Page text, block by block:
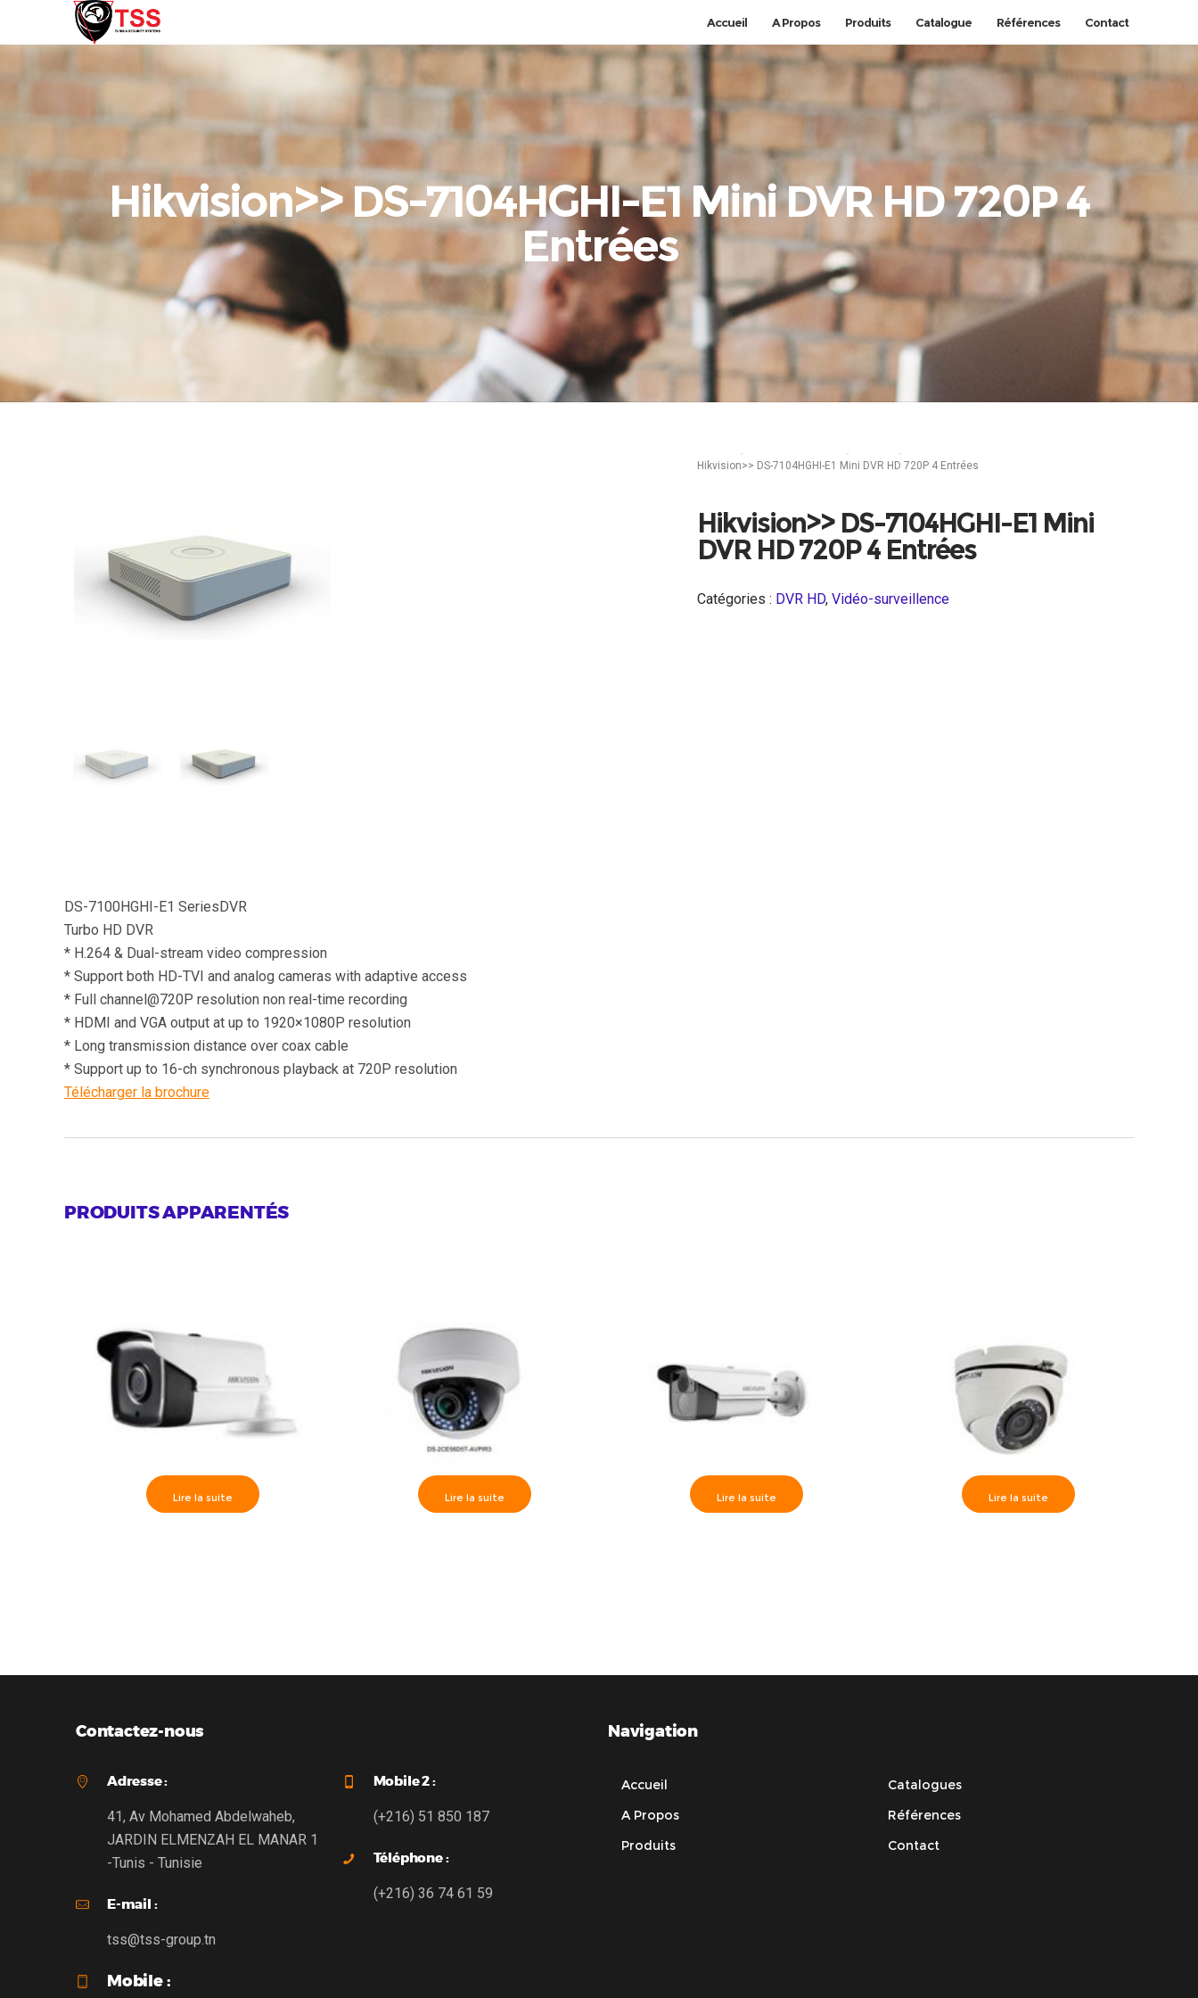
Accueil A Propos Produits Catalogue Références Contact
Hikvision>> DS-7104HGHI-E1 Mini DVR HD 720P 4
Entrées
Hikvision>> DS-7104HGHI-E1 Mini DVR HD 720P 4 Entrées
Hikvision>> DS-7104HGHI-E1 Mini
DVR HD 720P 4 Entrées
Catégories : DVR HD, Vidéo-surveillence
DS-7100HGHI-E1 SeriesDVR
Turbo HD DVR
* H.264 & Dual-stream video compression
* Support both HD-TVI and analog cameras with adaptive access
* Full channel@720P resolution non real-time recording
* HDMI and VGA output at up to 1920×1080P resolution
* Long transmission distance over coax cable
* Support up to 16-ch synchronous playback at 720P resolution
Télécharger la brochure
PRODUITS APPARENTÉS
Lire la suite Lire la suite Lire la suite Lire la suite
Contactez-nous
Adresse :
41, Av Mohamed Abdelwaheb,
JARDIN ELMENZAH EL MANAR 1
-Tunis - Tunisie
E-mail :
tss@tss-group.tn
Mobile :
Mobile 2 :
(+216) 51 850 187
Téléphone :
(+216) 36 74 61 59
Navigation
Accueil
A Propos
Produits
Catalogues
Références
Contact